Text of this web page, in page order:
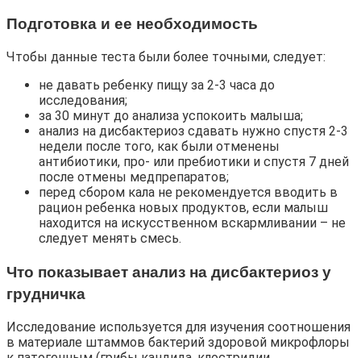
Подготовка и ее необходимость
Чтобы данные теста были более точными, следует:
не давать ребенку пищу за 2-3 часа до
исследования;
за 30 минут до анализа успокоить малыша;
анализ на дисбактериоз сдавать нужно спустя 2-3
недели после того, как были отменены
антибиотики, про- или пребиотики и спустя 7 дней
после отмены медпрепаратов;
перед сбором кала не рекомендуется вводить в
рацион ребенка новых продуктов, если малыш
находится на искусственном вскармливании – не
следует менять смесь.
Что показывает анализ на дисбактериоз у
грудничка
Исследование используется для изучения соотношения
в материале штаммов бактерий здоровой микрофлоры